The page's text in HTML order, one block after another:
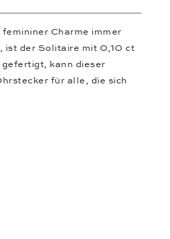
Charme immer
ist der Solitaire mit 0,10 ct
kann dieser
für alle, die sich